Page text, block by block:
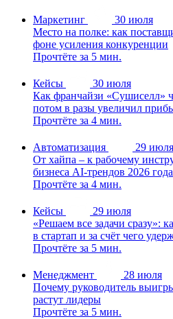
Маркетинг
30 июля
Место на полке: как
фоне усиления конкуренции
Прочтёте за 5 мин.
Кейсы
30 июля
Как франчайзи «Сушиселл»
потом в разы увеличил
Прочтёте за 4 мин.
Автоматизация
29 июля
От хайпа – к рабочему
бизнеса AI-трендов 2026 года
Прочтёте за 4 мин.
Кейсы
29 июля
«Решаем все задачи сразу»:
в стартап и за счёт чего
Прочтёте за 5 мин.
Менеджмент
28 июля
Почему руководитель
растут лидеры
Прочтёте за 5 мин.